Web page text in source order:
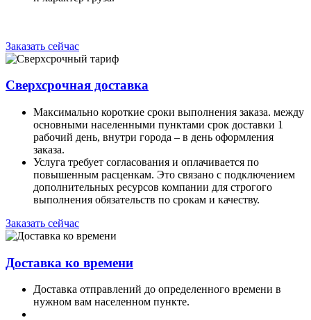
Заказать сейчас
Сверхсрочная доставка
Максимально короткие сроки выполнения заказа. между
основными населенными пунктами срок доставки 1
рабочий день, внутри города – в день оформления
заказа.
Услуга требует согласования и оплачивается по
повышенным расценкам. Это связано с подключением
дополнительных ресурсов компании для строгого
выполнения обязательств по срокам и качеству.
Заказать сейчас
Доставка ко времени
Доставка отправлений до определенного времени в
нужном вам населенном пункте.